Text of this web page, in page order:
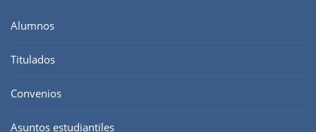
Alumnos
Titulados
Convenios
Asuntos estudiantiles